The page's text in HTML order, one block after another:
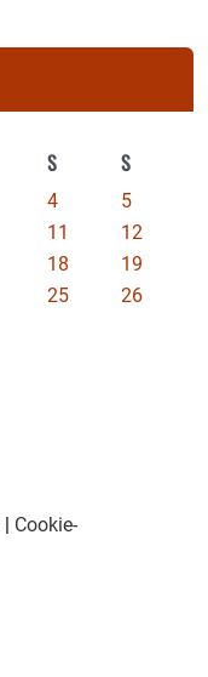
S S
4
5
11
12
18
19
25
26
Cookie-